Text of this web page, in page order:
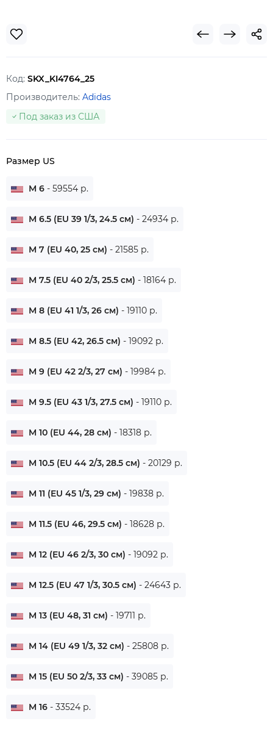
Код: SKX_KI4764_25
Производитель: Adidas
Под заказ из США
Размер US
M 6 - 59554 р.
M 6.5 (EU 39 1/3, 24.5 см) - 24934 р.
M 7 (EU 40, 25 см) - 21585 р.
M 7.5 (EU 40 2/3, 25.5 см) - 18164 р.
M 8 (EU 41 1/3, 26 см) - 19110 р.
M 8.5 (EU 42, 26.5 см) - 19092 р.
M 9 (EU 42 2/3, 27 см) - 19984 р.
M 9.5 (EU 43 1/3, 27.5 см) - 19110 р.
M 10 (EU 44, 28 см) - 18318 р.
M 10.5 (EU 44 2/3, 28.5 см) - 20129 р.
M 11 (EU 45 1/3, 29 см) - 19838 р.
M 11.5 (EU 46, 29.5 см) - 18628 р.
M 12 (EU 46 2/3, 30 см) - 19092 р.
M 12.5 (EU 47 1/3, 30.5 см) - 24643 р.
M 13 (EU 48, 31 см) - 19711 р.
M 14 (EU 49 1/3, 32 см) - 25808 р.
M 15 (EU 50 2/3, 33 см) - 39085 р.
M 16 - 33524 р.